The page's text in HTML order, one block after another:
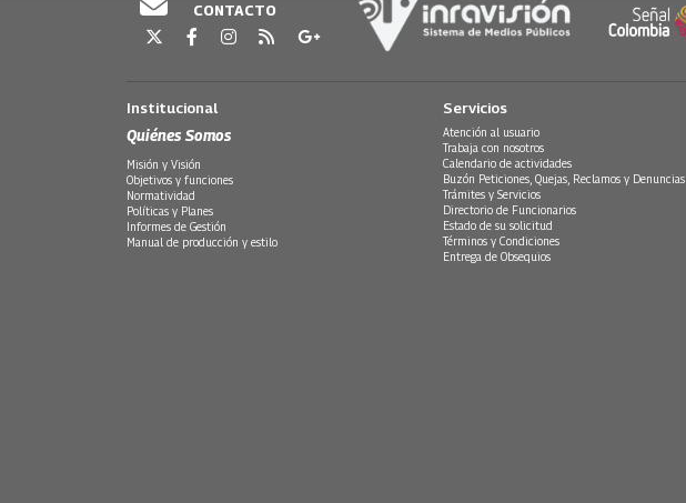
CONTACTO
Institucional
Quiénes Somos
Misión y Visión
Objetivos y funciones
Normatividad
Políticas y Planes
Informes de Gestión
Manual de producción y estilo
Servicios
Atención al usuario
Trabaja con nosotros
Calendario de actividades
Buzón Peticiones, Quejas, Reclamos y Denuncias
Trámites y Servicios
Directorio de Funcionarios
Estado de su solicitud
Términos y Condiciones
Entrega de Obsequios